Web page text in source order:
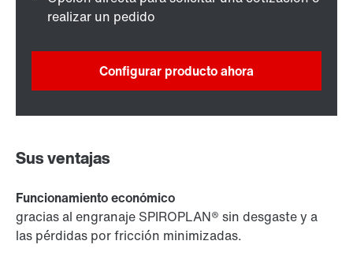
realizar un pedido
Configurar producto ahora
Sus ventajas
Funcionamiento económico
gracias al engranaje SPIROPLAN® sin desgaste y a
las pérdidas por fricción minimizadas.